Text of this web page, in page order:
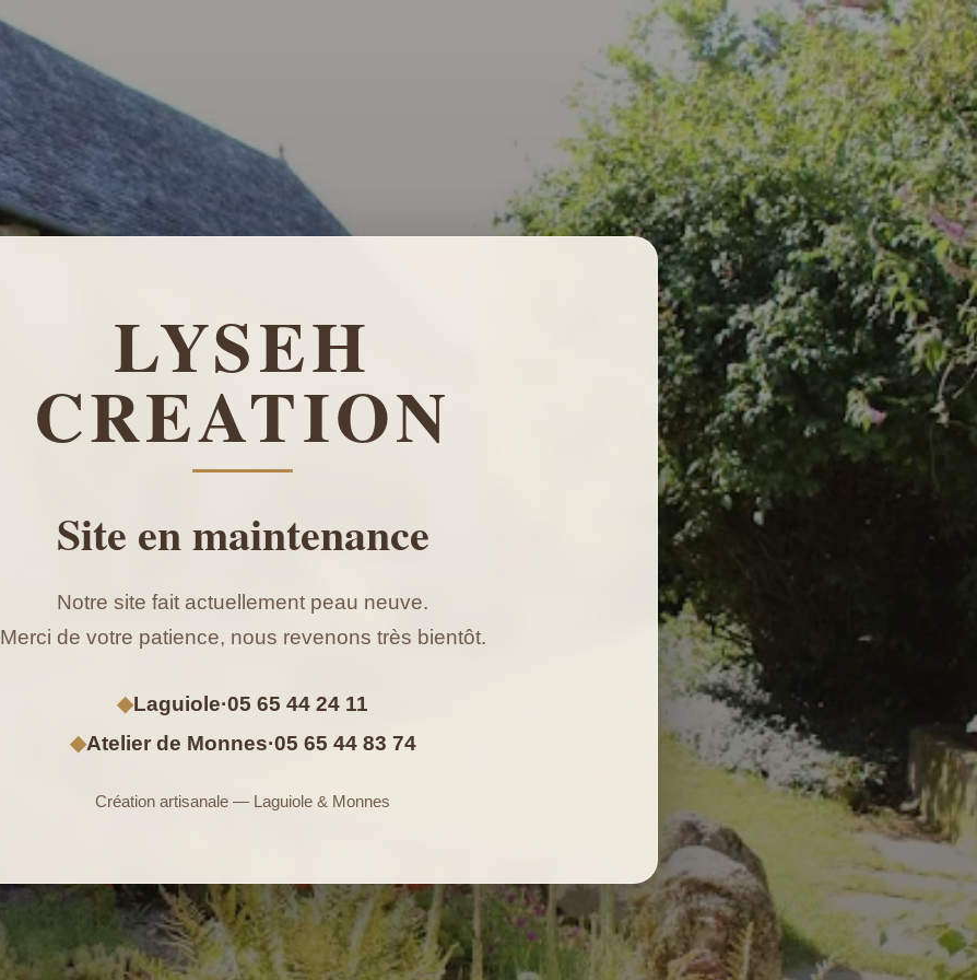
LYSEH
CREATION
Site en maintenance
Notre site fait actuellement peau neuve.
Merci de votre patience, nous revenons très bientôt.
◆Laguiole·05 65 44 24 11
◆Atelier de Monnes·05 65 44 83 74
Création artisanale — Laguiole & Monnes